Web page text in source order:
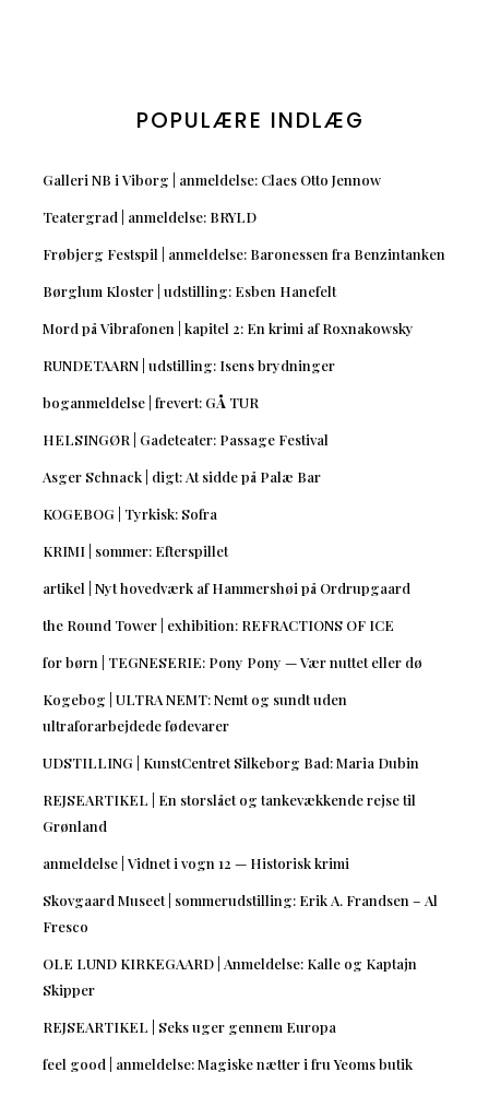
POPULÆRE INDLÆG
Galleri NB i Viborg | anmeldelse: Claes Otto Jennow
Teatergrad | anmeldelse: BRYLD
Frøbjerg Festspil | anmeldelse: Baronessen fra Benzintanken
Børglum Kloster | udstilling: Esben Hanefelt
Mord på Vibrafonen | kapitel 2: En krimi af Roxnakowsky
RUNDETAARN | udstilling: Isens brydninger
boganmeldelse | frevert: GÅ TUR
HELSINGØR | Gadeteater: Passage Festival
Asger Schnack | digt: At sidde på Palæ Bar
KOGEBOG | Tyrkisk: Sofra
KRIMI | sommer: Efterspillet
artikel | Nyt hovedværk af Hammershøi på Ordrupgaard
the Round Tower | exhibition: REFRACTIONS OF ICE
for børn | TEGNESERIE: Pony Pony — Vær nuttet eller dø
Kogebog | ULTRA NEMT: Nemt og sundt uden
ultraforarbejdede fødevarer
UDSTILLING | KunstCentret Silkeborg Bad: Maria Dubin
REJSEARTIKEL | En storslået og tankevækkende rejse til
Grønland
anmeldelse | Vidnet i vogn 12 — Historisk krimi
Skovgaard Museet | sommerudstilling: Erik A. Frandsen – Al
Fresco
OLE LUND KIRKEGAARD | Anmeldelse: Kalle og Kaptajn
Skipper
REJSEARTIKEL | Seks uger gennem Europa
feel good | anmeldelse: Magiske nætter i fru Yeoms butik